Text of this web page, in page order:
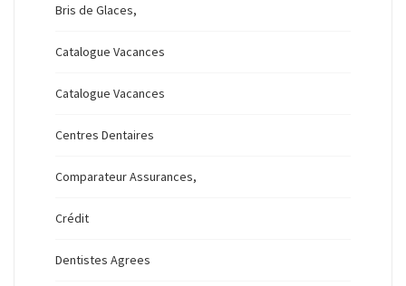
Bris de Glaces,
Catalogue Vacances
Catalogue Vacances
Centres Dentaires
Comparateur Assurances,
Crédit
Dentistes Agrees